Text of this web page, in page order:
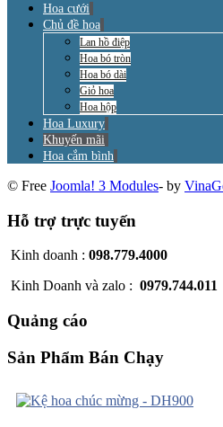
Hoa cưới
Chủ đề hoa
Lan hồ điệp
Hoa bó tròn
Hoa bó dài
Giỏ hoa
Hoa hộp
Hoa Luxury
Khuyến mãi
Hoa cắm bình
© Free Joomla! 3 Modules- by
Hỗ trợ trực tuyến
Kinh doanh : 098.779.4000
Kinh Doanh và zalo : 0979.744.011
Quảng cáo
Sản Phẩm Bán Chạy